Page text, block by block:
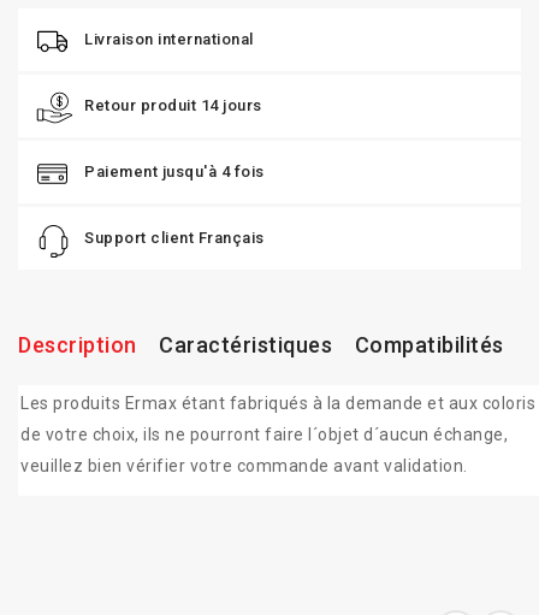
Livraison international
Retour produit 14 jours
Paiement jusqu'à 4 fois
Support client Français
Description Caractéristiques Compatibilités
Les produits Ermax étant fabriqués à la demande et aux coloris
de votre choix, ils ne pourront faire l´objet d´aucun échange,
veuillez bien vérifier votre commande avant validation.